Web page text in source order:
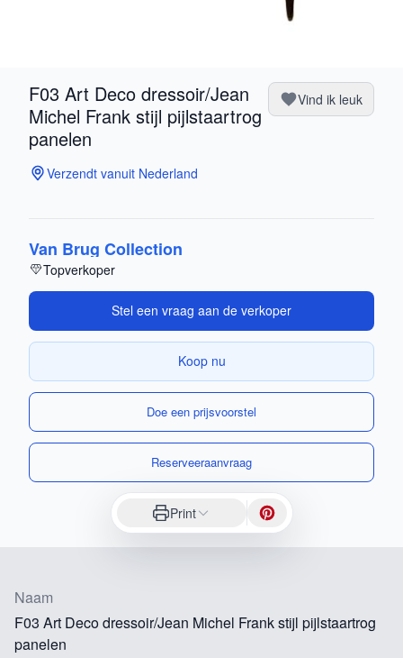
F03 Art Deco dressoir/Jean
Michel Frank stijl pijlstaartrog
panelen
Vind ik leuk
Verzendt vanuit Nederland
Van Brug Collection
Topverkoper
Stel een vraag aan de verkoper
Koop nu
Doe een prijsvoorstel
Reserveeraanvraag
Print
Naam
F03 Art Deco dressoir/Jean Michel Frank stijl pijlstaartrog
panelen